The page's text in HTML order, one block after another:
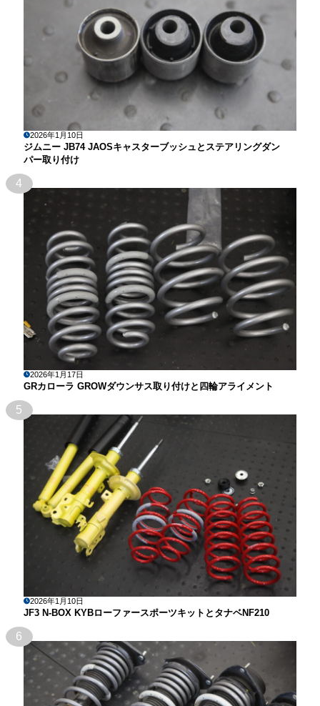
2026年1月10日
ジムニー JB74 JAOSキャスターブッシュとステアリングダン
パー取り付け
4
2026年1月17日
GRカローラ GROWダウンサス取り付けと四輪アライメント
5
2026年1月10日
JF3 N-BOX KYBローファースポーツキットとタナベNF210
6